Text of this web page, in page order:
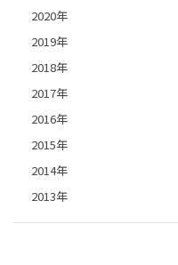
2020年
2019年
2018年
2017年
2016年
2015年
2014年
2013年